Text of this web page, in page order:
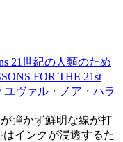
21世紀の人類のため
FOR THE 21st
ヴァル・ノア・ハラ
弾かず鮮明な線が打
インクが浸透するた